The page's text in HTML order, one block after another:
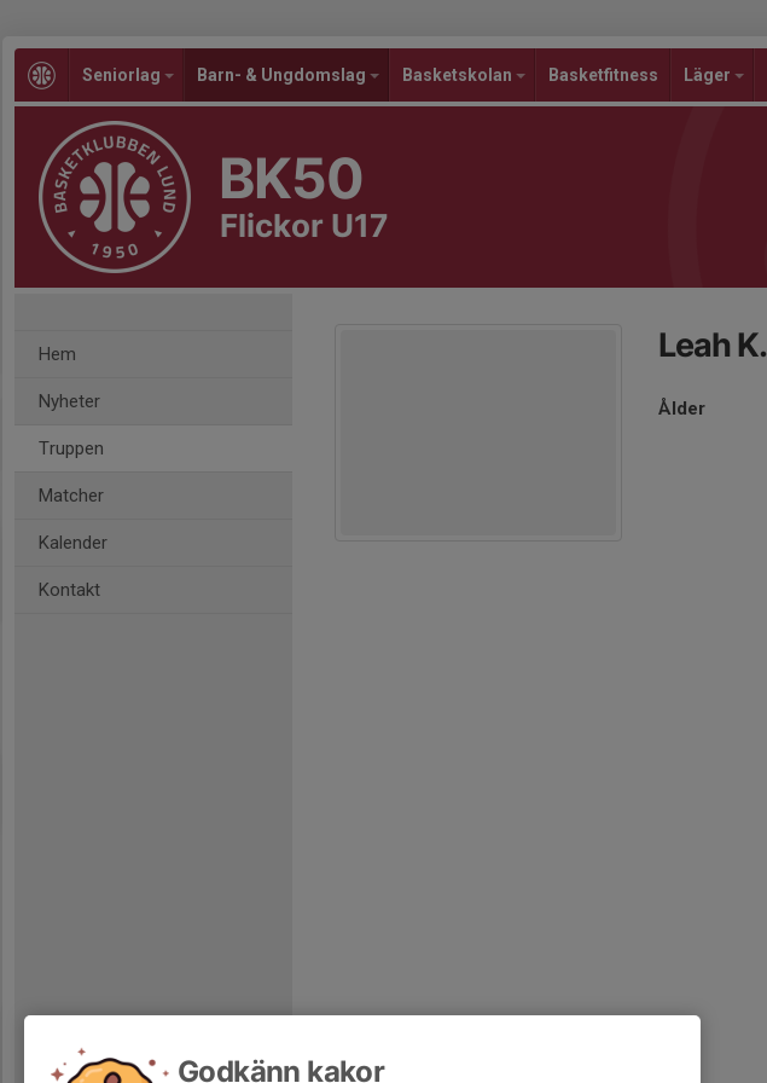
Seniorlag Barn- & Ungdomslag Basketskolan Basketfitness Läger
BK50
Flickor U17
Hem
Nyheter
Truppen
Matcher
Kalender
Kontakt
Leah K.
Ålder
Godkänn kakor